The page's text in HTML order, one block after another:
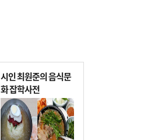
시인 최원준의 음식문
화 잡학사전